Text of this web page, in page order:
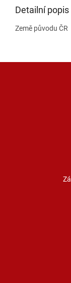
Detailní
Země původu ČR